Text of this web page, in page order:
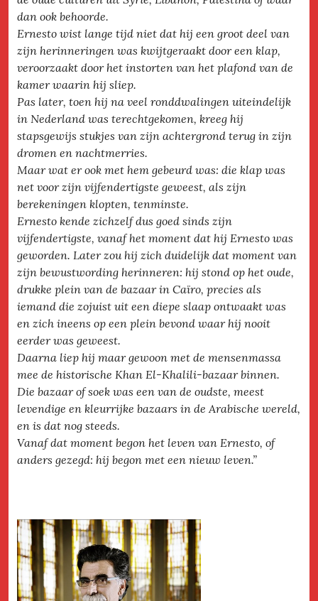
dan ook behoorde.
Ernesto wist lange tijd niet dat hij een groot deel van
zijn herinneringen was kwijtgeraakt door een klap,
veroorzaakt door het instorten van het plafond van de
kamer waarin hij sliep.
Pas later, toen hij na veel ronddwalingen uiteindelijk
in Nederland was terechtgekomen, kreeg hij
stapsgewijs stukjes van zijn achtergrond terug in zijn
dromen en nachtmerries.
Maar wat er ook met hem gebeurd was: die klap was
net voor zijn vijfendertigste geweest, als zijn
berekeningen klopten, tenminste.
Ernesto kende zichzelf dus goed sinds zijn
vijfendertigste, vanaf het moment dat hij Ernesto was
geworden. Later zou hij zich duidelijk dat moment van
zijn bewustwording herinneren: hij stond op het oude,
drukke plein van de bazaar in Caïro, precies als
iemand die zojuist uit een diepe slaap ontwaakt was
en zich ineens op een plein bevond waar hij nooit
eerder was geweest.
Daarna liep hij maar gewoon met de mensenmassa
mee de historische Khan El-Khalili-bazaar binnen.
Die bazaar of soek was een van de oudste, meest
levendige en kleurrijke bazaars in de Arabische wereld,
en is dat nog steeds.
Vanaf dat moment begon het leven van Ernesto, of
anders gezegd: hij begon met een nieuw leven.”